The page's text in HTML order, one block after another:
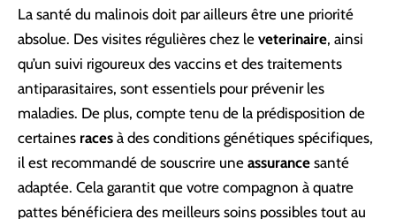
La santé du malinois doit par ailleurs être une priorité
absolue. Des visites régulières chez le veterinaire, ainsi
qu’un suivi rigoureux des vaccins et des traitements
antiparasitaires, sont essentiels pour prévenir les
maladies. De plus, compte tenu de la prédisposition de
certaines races à des conditions génétiques spécifiques,
il est recommandé de souscrire une assurance santé
adaptée. Cela garantit que votre compagnon à quatre
pattes bénéficiera des meilleurs soins possibles tout au